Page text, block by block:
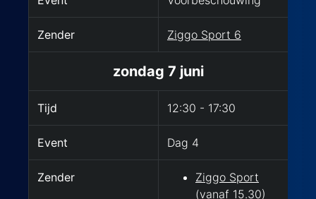
Zender Ziggo Sport 6
zondag 7 juni
Tijd 12:30 - 17:30
Event Dag 4
Zender
Ziggo Sport
(vanaf 15.30)